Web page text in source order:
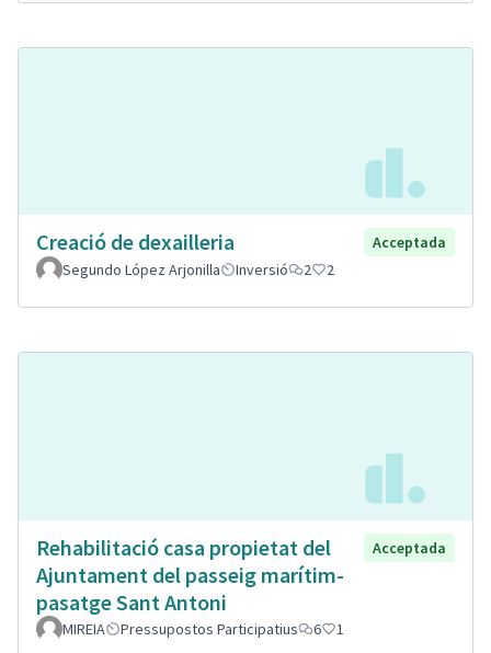
Creació de dexailleria
Acceptada
Segundo López Arjonilla
Inversió 2 2
Rehabilitació casa propietat del
Ajuntament del passeig marítim-
pasatge Sant Antoni
Acceptada
MIREIA Pressupostos Participatius 6 1